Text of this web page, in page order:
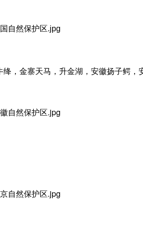
，金寨天马，升金湖，安徽扬子鳄，